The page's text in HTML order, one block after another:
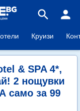
search person
Круизи
& SPA 4*,
2 нощувки
само за 99